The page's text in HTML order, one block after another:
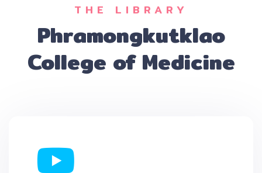
THE LIBRARY
Phramongkutklao
College of Medicine